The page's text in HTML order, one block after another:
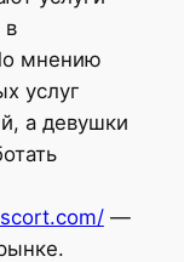
в
мнению
услуг
а девушки
—